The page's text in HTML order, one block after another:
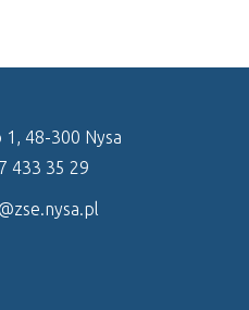
1, 48-300 Nysa
433 35 29